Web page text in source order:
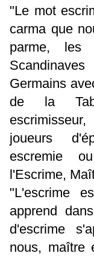
"Le mot
carma que
parme, les
Germains
de la
joueurs
escremie
l'Escrime,
"L'escrime
apprend
d'escrime
nous, maître